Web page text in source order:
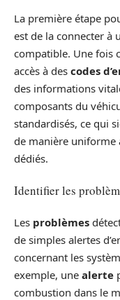
La première étape
est de la connecter à
compatible. Une fois
accès à des codes
des informations
composants du
standardisés, ce qui
de manière uniforme
dédiés.
Identifier les
Les problèmes
de simples alertes
concernant les
exemple, une alerte
combustion dans le